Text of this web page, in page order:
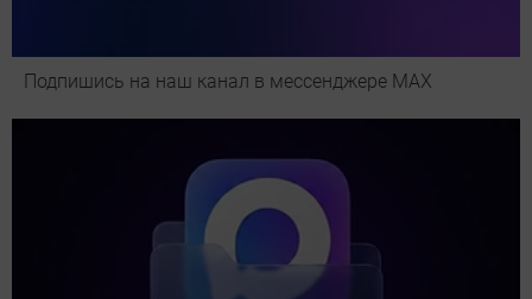
Подпишись на наш канал в мессенджере МАХ